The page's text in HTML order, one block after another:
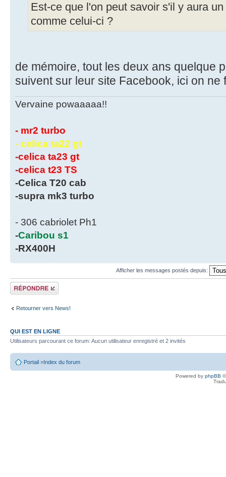
Est-ce que l'on peut savoir s'il y aura
comme celui-ci ?
de mémoire, tout les deux ans quelque
suivent sur leur site Facebook, ici on
Vervaine powaaaaa!!
- mr2 turbo
- celica ta22 gt
-celica ta23 gt
-celica t23 TS
-Celica T20 cab
-supra mk3 turbo
- 306 cabriolet Ph1
-Caribou s1
-RX400H
Afficher les messages postés depuis:
Écrire un
commentaire
Retourner vers News!
QUI EST EN LIGNE
Utilisateurs parcourant ce forum: Aucun utilisateur enregistré et 2 invités
Portail »Index du forum
Powered by phpBB